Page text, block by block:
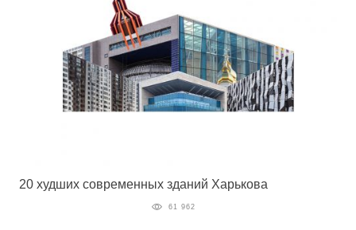
20 худших современных зданий Харькова
61 962